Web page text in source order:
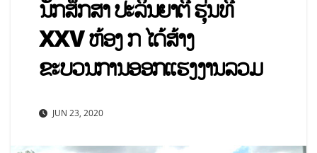
ນັກສຶກສາ ປະລິນຍາຕີ ຮຸ່ນທີ
XXV ຫ້ອງ ກ ໄດ້ສ້າງ
ຂະບວນການອອກແຮງງານລວມ
JUN 23, 2020